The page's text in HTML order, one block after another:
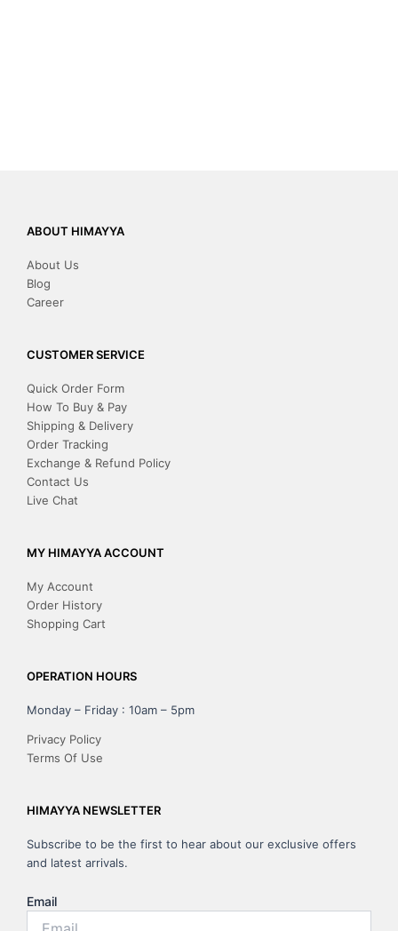
ABOUT HIMAYYA
About Us
Blog
Career
CUSTOMER SERVICE
Quick Order Form
How To Buy & Pay
Shipping & Delivery
Order Tracking
Exchange & Refund Policy
Contact Us
Live Chat
MY HIMAYYA ACCOUNT
My Account
Order History
Shopping Cart
OPERATION HOURS
Monday – Friday : 10am – 5pm
Privacy Policy
Terms Of Use
HIMAYYA NEWSLETTER
Subscribe to be the first to hear about our exclusive offers
and latest arrivals.
Email